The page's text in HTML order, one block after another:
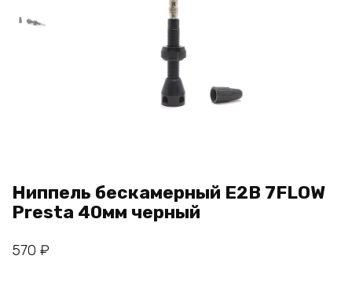
Ниппель бескамерный E2B 7FLOW
Presta 40мм черный
570 ₽